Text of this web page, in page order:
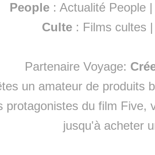
People :Actualité People
Culte : Films cultes
Partenaire Voyage:
un amateur de produits
protagonistes du film Five,
jusqu'à acheter